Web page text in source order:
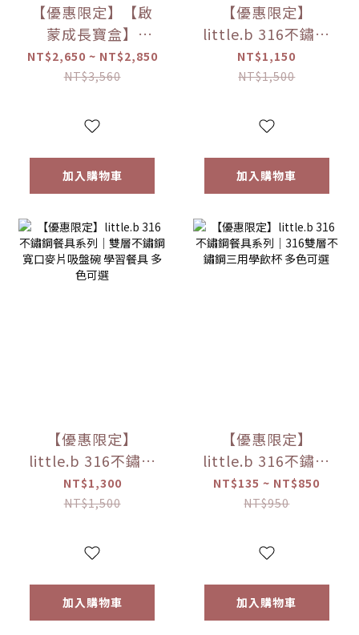
【優惠限定】【啟
蒙成長寶盒】
little.b餐具成長禮
盒
NT$2,650 ~ NT$2,850
NT$3,560
加入購物車
【優惠限定】
little.b 316不鏽鋼
餐具系列｜雙層不
鏽鋼吸盤碗 學習餐
NT$1,150
NT$1,500
加入購物車
【優惠限定】
little.b 316不鏽鋼
餐具系列｜雙層不
鏽鋼寬口麥片吸盤
選
NT$1,300
NT$1,500
加入購物車
【優惠限定】
little.b 316不鏽鋼
餐具系列｜316雙層
不鏽鋼三用學飲杯
NT$135 ~ NT$850
NT$950
加入購物車